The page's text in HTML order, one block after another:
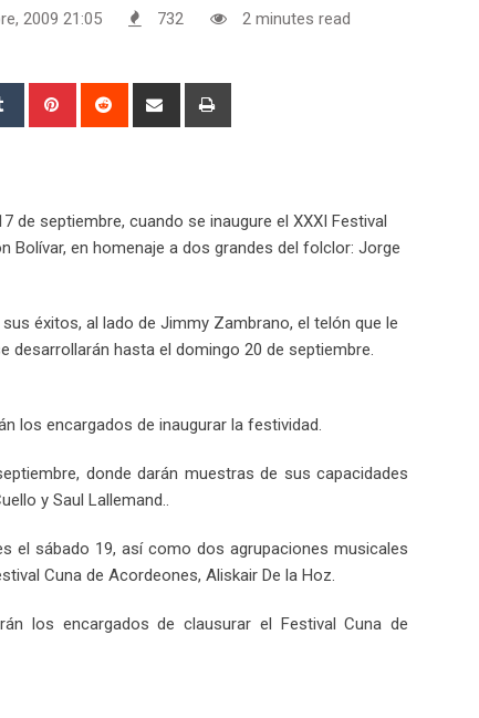
2009 21:05 732
2 minutes read
Tumblr Pinterest Reddit
Share
de septiembre, cuando se inaugure el XXXI Festival
Bolívar, en homenaje a dos grandes del folclor: Jorge
éxitos, al lado de Jimmy Zambrano, el telón que le
desarrollarán hasta el domingo 20 de septiembre.
los encargados de inaugurar la festividad.
donde darán muestras de sus capacidades
y Saul Lallemand..
el sábado 19, así como dos agrupaciones musicales
Cuna de Acordeones, Aliskair De la Hoz.
los encargados de clausurar el Festival Cuna de